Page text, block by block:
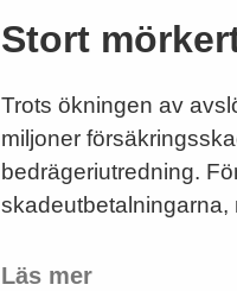
Stort
Trots ökningen av
miljoner
bedrägeriutredning.
skadeutbetalningarna,
Läs mer